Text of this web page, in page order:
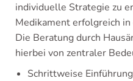
individuelle Strategie zu
Medikament erfolgreich
Die Beratung durch
hierbei von zentraler
Schrittweise